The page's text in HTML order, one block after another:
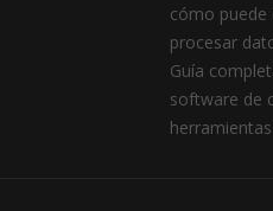
cómo
procesar
Guía
software de